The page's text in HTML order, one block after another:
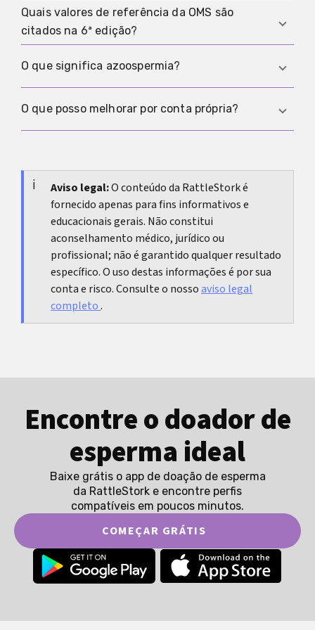
o exame é comum.
achado se mantém e quais causas aparecem na
investigação.
Não. As referências orientam, mas não garantem
gravidez. Se a gravidez não acontece, avaliar
Quais valores de referência da OMS são
citados na 6ª edição?
Limites inferiores frequentemente citados
por ml, total 39 milhões por ejaculado, motilidade
O que significa azoospermia?
Azoospermia significa que não há
causas e tratamento podem variar muito.
O que posso melhorar por conta própria?
exemplo tabagismo, álcool, sono, peso e
exposição prolongada ao calor. Um plano realista
mantido por várias semanas costuma ser mais
útil do que medidas pontuais de curto prazo.
Aviso legal:O conteúdo da RattleStork é
fornecido apenas para fins informativos e
educacionais gerais. Não constitui
aconselhamento médico, jurídico ou
profissional; não é garantido qualquer resultado
específico. O uso destas informações é por sua
conta e risco. Consulte o nossoaviso legal
completo.
Encontre o doador de
esperma ideal
Baixe grátis o app de doação de esperma
da RattleStork e encontre perfis
compatíveis em poucos minutos.
COMEÇAR GRÁTIS